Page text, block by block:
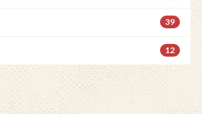
39
12